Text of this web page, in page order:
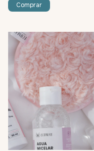
Comprar